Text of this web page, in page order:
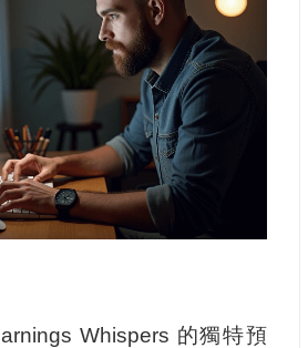
Whispers 的獨特預